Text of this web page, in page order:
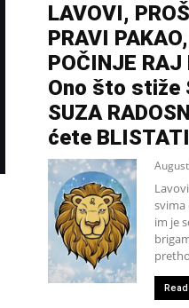
LAVOVI,
PRAVI
POČINJE
Ono što stiže
SUZA
ćete
svima
im je